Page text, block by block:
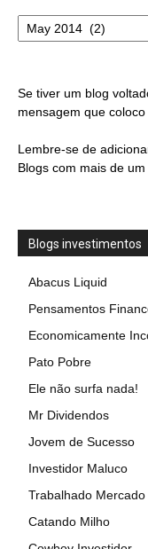
Arquivo
Se tiver um blog
mensagem que coloco
Lembre-se de
Blogs com mais de
Blogs investimentos
Abacus Liquid
Pensamentos
Economicamente
Pato Pobre
Ele não surfa nada!
Mr Dividendos
Jovem de Sucesso
Investidor Maluco
Trabalhado
Catando Milho